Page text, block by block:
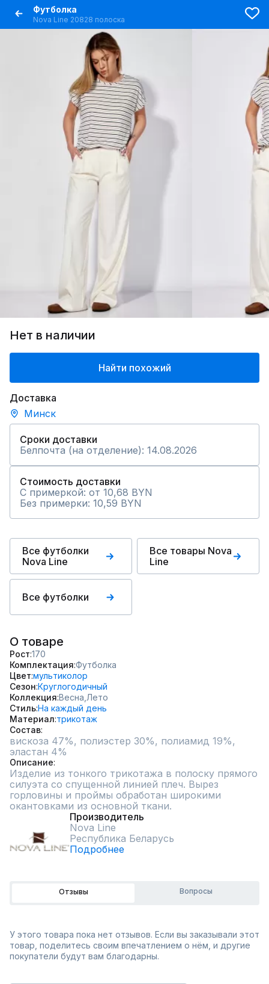
Футболка
Nova Line 20828 полоска
Нет в наличии
Найти похожий
Доставка
Минск
Сроки доставки
Белпочта (на отделение): 14.08.2026
Стоимость доставки
С примеркой: от 10,68 BYN
Без примерки: 10,59 BYN
Все футболки
Nova Line
Все товары Nova
Line
Все футболки
О товаре
Рост 170
Комплектация Футболка
Цвет мультиколор
Сезон Круглогодичный
Коллекция Весна, Лето
СтильНа каждый день
Материал трикотаж
Состав
вискоза 47%, полиэстер 30%, полиамид 19%,
эластан 4%
Описание
Изделие из тонкого трикотажа в полоску прямого
силуэта со спущенной линией плеч. Вырез
горловины и проймы обработан широкими
окантовками из основной ткани.
Производитель
Nova Line
Республика Беларусь
Подробнее
Отзывы Вопросы
У этого товара пока нет отзывов. Если вы заказывали этот
товар, поделитесь своим впечатлением о нём, и другие
покупатели будут вам благодарны.